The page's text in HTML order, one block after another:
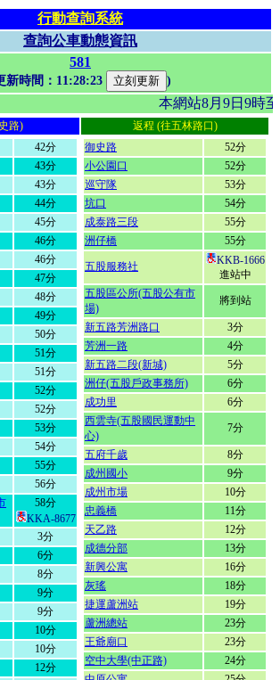
行動查詢系統
查詢公車動態資訊
581
新時間： 11:28:23 )
本網站8月9日9
路)
返程 (往五林路口)
42分
43分
43分
44分
45分
46分
46分
47分
48分
49分
50分
51分
51分
52分
52分
53分
54分
55分
56分
58分
KKA-8677
3分
6分
8分
9分
9分
10分
10分
12分
御史路
52分
小公園口
52分
巡守隊
53分
坑口
54分
成泰路三段
55分
洲仔橋
55分
五股服務社
KKB-1666
進站中
五股區公所(五股公有市
場)
將到站
新五路芳洲路口
3分
芳洲一路
4分
新五路二段(新城)
5分
洲仔(五股戶政事務所)
6分
成功里
6分
西雲寺(五股國民運動中
心)
7分
五府千歲
8分
成州國小
9分
成州市場
10分
忠義橋
11分
天乙路
12分
成德分部
13分
新興公寓
16分
灰瑤
18分
捷運蘆洲站
19分
蘆洲總站
23分
王爺廟口
23分
空中大學(中正路)
24分